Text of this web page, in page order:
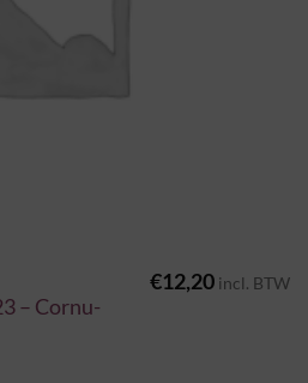
– Cornu-
€12,20 incl. BTW